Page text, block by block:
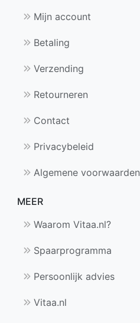
Mijn account
Betaling
Verzending
Retourneren
Contact
Privacybeleid
Algemene voorwaarden
MEER
Waarom Vitaa.nl?
Spaarprogramma
Persoonlijk advies
Vitaa.nl